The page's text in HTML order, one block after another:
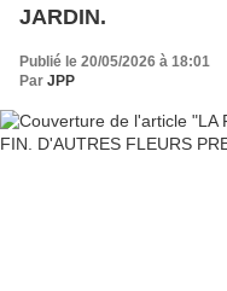
JARDIN.
Publié le 20/05/2026 à 18:01
Par JPP